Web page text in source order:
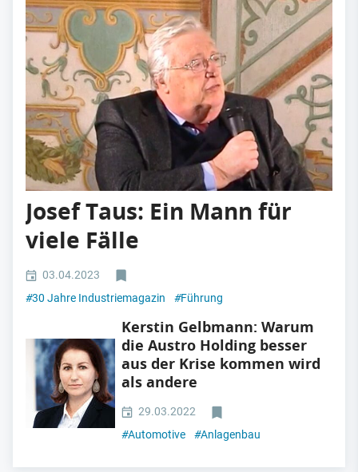
Josef Taus: Ein Mann für
viele Fälle
03.04.2023
#30 Jahre Industriemagazin #Führung
Kerstin Gelbmann: Warum
die Austro Holding besser
aus der Krise kommen wird
als andere
29.03.2022
#Automotive #Anlagenbau